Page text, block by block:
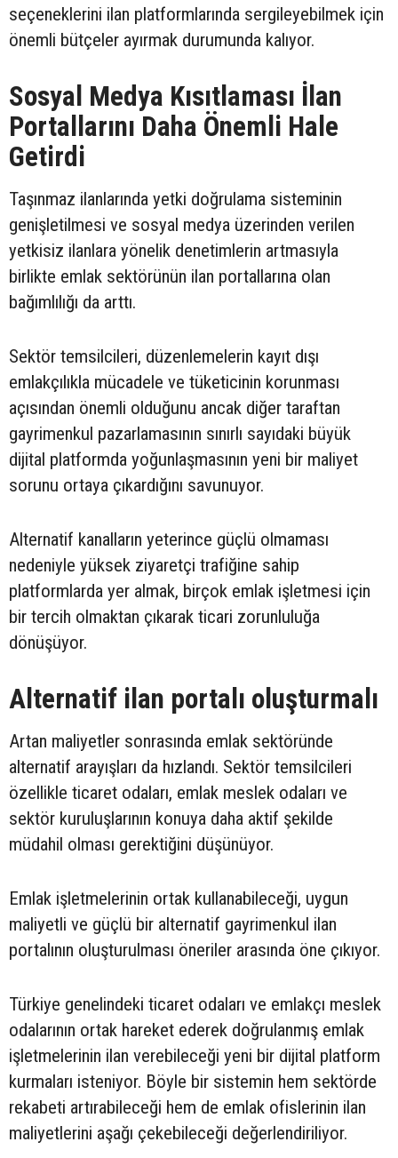
seçeneklerini ilan platformlarında sergileyebilmek için
önemli bütçeler ayırmak durumunda kalıyor.
Sosyal Medya Kısıtlaması İlan
Portallarını Daha Önemli Hale
Getirdi
Taşınmaz ilanlarında yetki doğrulama sisteminin
genişletilmesi ve sosyal medya üzerinden verilen
yetkisiz ilanlara yönelik denetimlerin artmasıyla
birlikte emlak sektörünün ilan portallarına olan
bağımlılığı da arttı.
Sektör temsilcileri, düzenlemelerin kayıt dışı
emlakçılıkla mücadele ve tüketicinin korunması
açısından önemli olduğunu ancak diğer taraftan
gayrimenkul pazarlamasının sınırlı sayıdaki büyük
dijital platformda yoğunlaşmasının yeni bir maliyet
sorunu ortaya çıkardığını savunuyor.
Alternatif kanalların yeterince güçlü olmaması
nedeniyle yüksek ziyaretçi trafiğine sahip
platformlarda yer almak, birçok emlak işletmesi için
bir tercih olmaktan çıkarak ticari zorunluluğa
dönüşüyor.
Alternatif ilan portalı oluşturmalı
Artan maliyetler sonrasında emlak sektöründe
alternatif arayışları da hızlandı. Sektör temsilcileri
özellikle ticaret odaları, emlak meslek odaları ve
sektör kuruluşlarının konuya daha aktif şekilde
müdahil olması gerektiğini düşünüyor.
Emlak işletmelerinin ortak kullanabileceği, uygun
maliyetli ve güçlü bir alternatif gayrimenkul ilan
portalının oluşturulması öneriler arasında öne çıkıyor.
Türkiye genelindeki ticaret odaları ve emlakçı meslek
odalarının ortak hareket ederek doğrulanmış emlak
işletmelerinin ilan verebileceği yeni bir dijital platform
kurmaları isteniyor. Böyle bir sistemin hem sektörde
rekabeti artırabileceği hem de emlak ofislerinin ilan
maliyetlerini aşağı çekebileceği değerlendiriliyor.